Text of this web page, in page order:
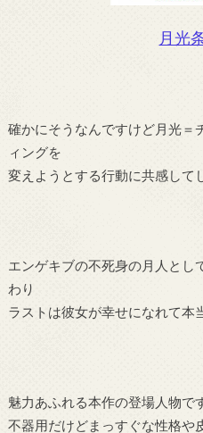
月光
確かにそうなんですけど月光＝
ィングを
変えようとする行動に共感して
エンゲキブの不死身の月人とし
わり
ラストは彼女が幸せになれて本
魅力あふれる本作の登場人物で
不器用だけどまっすぐな性格や